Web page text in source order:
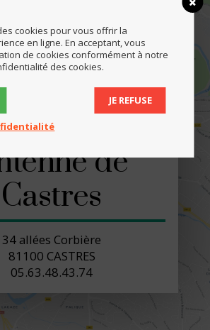
de
et de
du
Tarn
de
Castres
34 allées Corbière
81100 CASTRES
05.63.48.43.74
cookies pour vous offrir la
en ligne. En acceptant, vous
de cookies conformément à notre
des cookies.
JE REFUSE